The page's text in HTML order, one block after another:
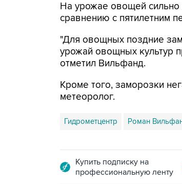
На урожае овощей сильно
сравнению с пятилетним
"Для овощных поздние
урожай овощных культур
отметил Вильфанд.
Кроме того, заморозки
метеоролог.
Гидрометцентр Роман
Купить подписку на
профессиональную ленту